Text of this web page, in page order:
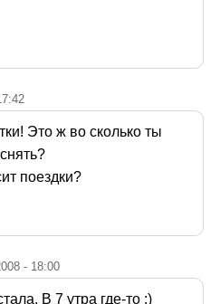
Это ж во сколько ты
поездки?
- 18:00
В 7 утра где-то :)